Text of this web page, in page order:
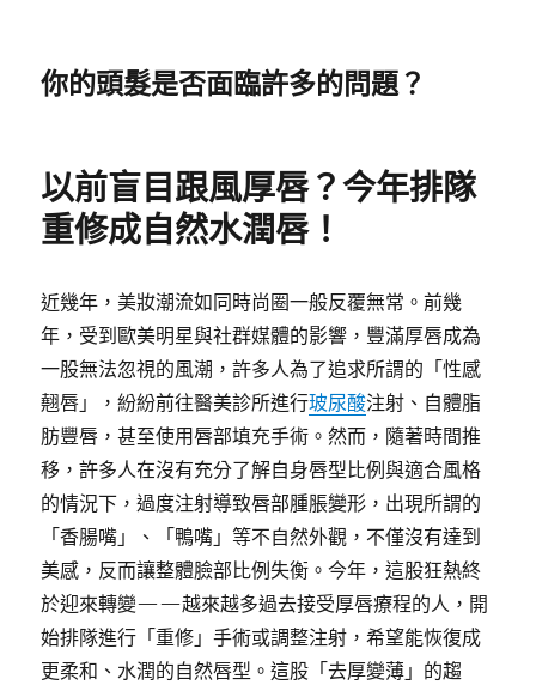
你的頭髮是否面臨許多的問題？
以前盲目跟風厚唇？今年排隊
重修成自然水潤唇！
近幾年，美妝潮流如同時尚圈一般反覆無常。前幾
年，受到歐美明星與社群媒體的影響，豐滿厚唇成為
一股無法忽視的風潮，許多人為了追求所謂的「性感
翹唇」，紛紛前往醫美診所進行玻尿酸注射、自體脂
肪豐唇，甚至使用唇部填充手術。然而，隨著時間推
移，許多人在沒有充分了解自身唇型比例與適合風格
的情況下，過度注射導致唇部腫脹變形，出現所謂的
「香腸嘴」、「鴨嘴」等不自然外觀，不僅沒有達到
美感，反而讓整體臉部比例失衡。今年，這股狂熱終
於迎來轉變——越來越多過去接受厚唇療程的人，開
始排隊進行「重修」手術或調整注射，希望能恢復成
更柔和、水潤的自然唇型。這股「去厚變薄」的趨